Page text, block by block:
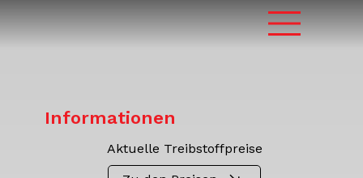
Informationen
Aktuelle Treibstoffpreise